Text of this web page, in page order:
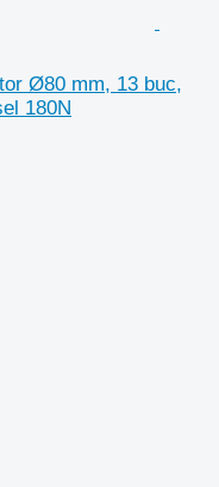
Ø80 mm, 13 buc,
180N